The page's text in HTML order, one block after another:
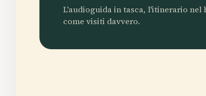
L'audioguida in tasca, l'itinerario nel
come visiti davvero.